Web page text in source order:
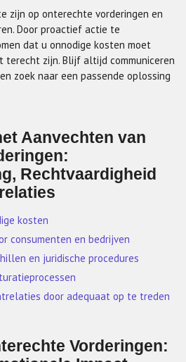
zijn op onterechte vorderingen en
Door proactief actie te
dat u onnodige kosten moet
terecht zijn. Blijf altijd communiceren
zoek naar een passende oplossing
Aanvechten van
Rechtvaardigheid
kosten
consumenten en bedrijven
en juridische procedures
door adequaat op te treden
Vorderingen: